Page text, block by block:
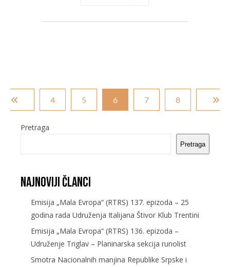
4 5 6 7 8
Pretraga
Pretraga
Najnoviji članci
Emisija „Mala Evropa“ (RTRS) 137. epizoda – 25
godina rada Udruženja Italijana Štivor Klub Trentini
Emisija „Mala Evropa“ (RTRS) 136. epizoda –
Udruženje Triglav – Planinarska sekcija runolist
Smotra Nacionalnih manjina Republike Srpske i